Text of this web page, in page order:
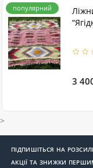
популярний
3
>
ПІДПИШІТЬСЯ НА
АКЦІЇ ТА ЗНИЖКИ